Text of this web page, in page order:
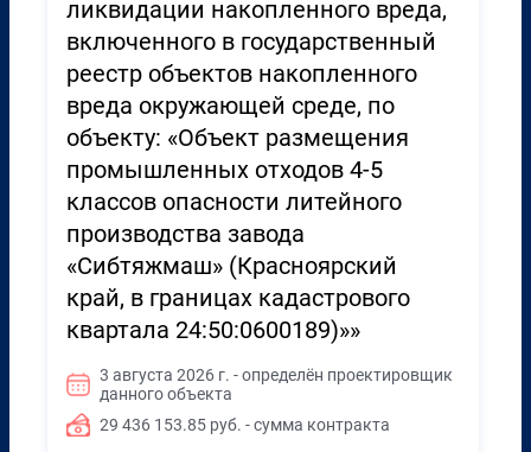
ликвидации накопленного вреда,
включенного в государственный
реестр объектов накопленного
вреда окружающей среде, по
объекту: «Объект размещения
промышленных отходов 4-5
классов опасности литейного
производства завода
«Сибтяжмаш» (Красноярский
край, в границах кадастрового
квартала 24:50:0600189)»»
3 августа 2026 г. - определён проектировщик
данного объекта
29 436 153.85 руб. - сумма контракта